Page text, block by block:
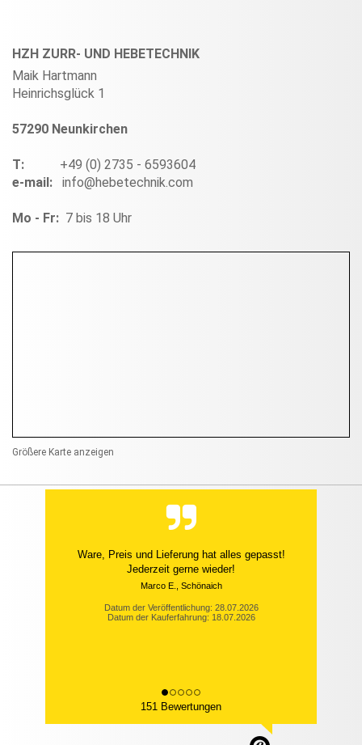
HZH ZURR- UND HEBETECHNIK
Maik Hartmann
Heinrichsglück 1
57290 Neunkirchen
T: +49 (0) 2735 - 6593604
e-mail: info@hebetechnik.com
Mo - Fr: 7 bis 18 Uhr
Größere Karte anzeigen
Ware, Preis und Lieferung hat alles gepasst!
Jederzeit gerne wieder!
Marco E., Schönaich
Datum der Veröffentlichung: 28.07.2026
Datum der Kauferfahrung: 18.07.2026
151 Bewertungen